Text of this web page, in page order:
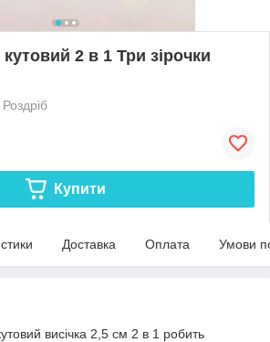
2 в 1 Три зірочки
Роздріб
Купити
Доставка Оплата Умови
висічка 2,5 см 2 в 1 робить